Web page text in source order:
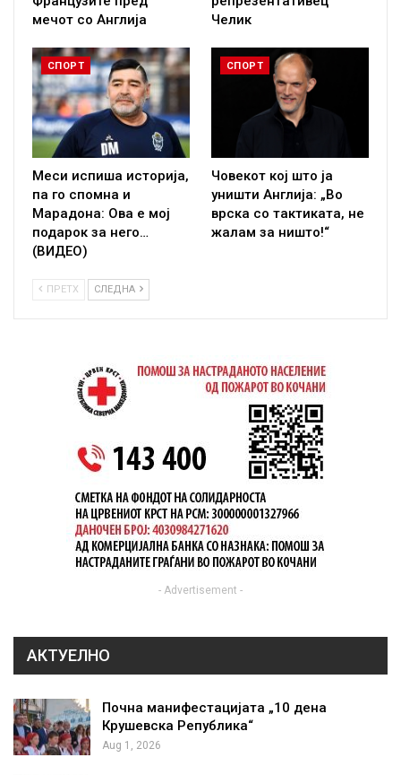
мечот со Англија
Челик
СПОРТ
Меси испиша историја,
па го спомна и
Марадона: Ова е мој
подарок за него…
(ВИДЕО)
СПОРТ
Човекот кој што ја
уништи Англија: „Во
врска со тактиката, не
жалам за ништо!“
ПРЕТХ СЛЕДНА
- Advertisement -
АКТУЕЛНО
Почна манифестацијата „10 дена
Крушевска Република“
Aug 1, 2026